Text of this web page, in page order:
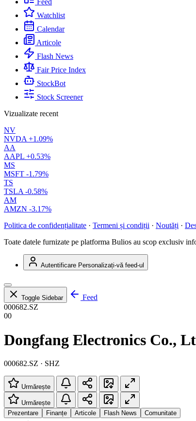
Feed
Watchlist
Calendar
Articole
Flash News
Fair Price Index
StockBot
Stock Screener
Vizualizate recent
NV
NVDA +1.09%
AA
AAPL +0.53%
MS
MSFT -1.79%
TS
TSLA -0.58%
AM
AMZN -3.17%
Politica de confidențialitate · Termeni și condiții · Noutăți ·
Toate datele furnizate pe platforma Bulios au scop exclusiv
Autentificare Personalizați-vă feed-ul
Toggle Sidebar
Feed
000682.SZ
00
Dongfang Electronics Co.,
000682.SZ · SHZ
Urmărește
Urmărește
Prezentare
Finanțe Articole Flash News Comunitate